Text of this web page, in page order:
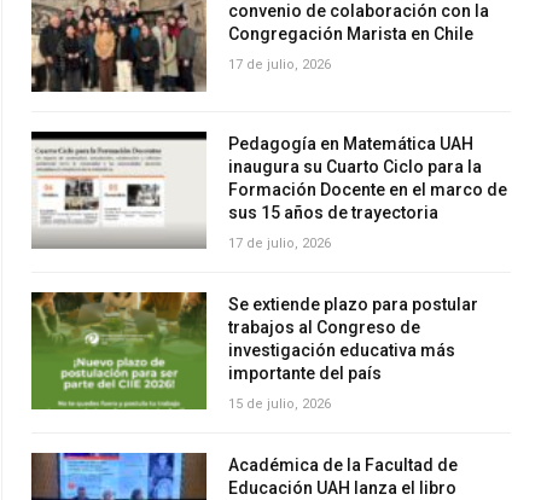
convenio de colaboración con la
Congregación Marista en Chile
17 de julio, 2026
Pedagogía en Matemática UAH
inaugura su Cuarto Ciclo para la
Formación Docente en el marco de
sus 15 años de trayectoria
17 de julio, 2026
Se extiende plazo para postular
trabajos al Congreso de
investigación educativa más
importante del país
15 de julio, 2026
Académica de la Facultad de
Educación UAH lanza el libro